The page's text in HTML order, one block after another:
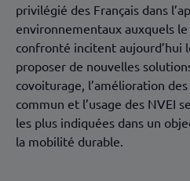
privilégié des Français dans
environnementaux auxquels
confronté incitent aujourd’hui
proposer de nouvelles
covoiturage, l’amélioration
commun et l’usage des NVEI
les plus indiquées dans un
la mobilité durable.